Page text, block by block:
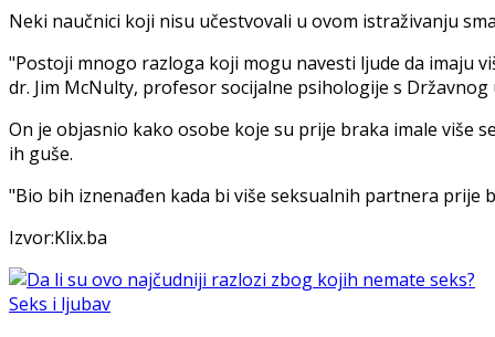
Neki naučnici koji nisu učestvovali u ovom istraživanju
"Postoji mnogo razloga koji mogu navesti ljude da imaju
dr. Jim McNulty, profesor socijalne psihologije s
On je objasnio kako osobe koje su prije braka imale više
ih guše.
"Bio bih iznenađen kada bi više seksualnih partnera
Izvor:Klix.ba
Seks i ljubav